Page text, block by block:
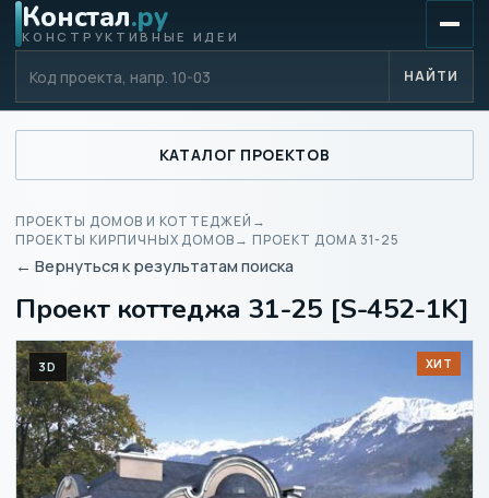
Констал.ру
КОНСТРУКТИВНЫЕ ИДЕИ
НАЙТИ
КАТАЛОГ ПРОЕКТОВ
ПРОЕКТЫ ДОМОВ И КОТТЕДЖЕЙ →
ПРОЕКТЫ КИРПИЧНЫХ ДОМОВ→ ПРОЕКТ ДОМА 31-25
← Вернуться к результатам поиска
Проект коттеджа 31-25 [S-452-1K]
3D ХИТ